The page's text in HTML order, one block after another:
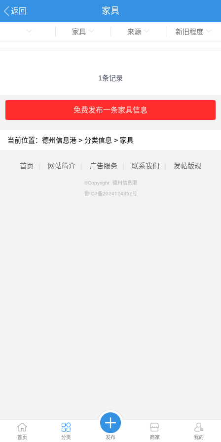
返回 家具
首页 分类 发布 商家 我的
家具 来源 新旧程度
1条记录
免费发布一条家具信息
当前位置： 德州信息港 > 分类信息 > 家具
首页 网站简介 广告服务 联系我们 发帖版规
©Copyright 德州信息港
鲁ICP备2024124352号